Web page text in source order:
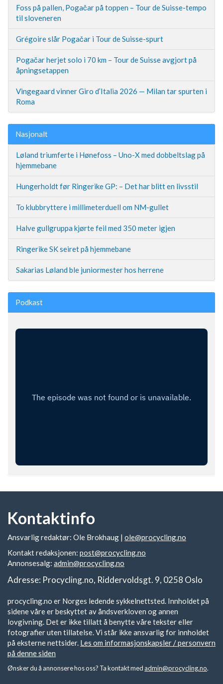
Foss på pallen, Pogačar på toppen – Tour de Suisse-tempo
til sloveneren
Grégoire slår Pogačar i Tour de Suisse-spurt
Pogačar herjet solo i 70 km – Tour de Suisse avgjort på
åpningsetappen
Vingegaard vinner Giro d’Italia 2026 — Milan tar spurten i
Roma
Nasjonalt
Løland triumferte i Hønefoss – Uno-X med dobbeltslag på
hjemmebane
Hungerholdt før Ringerike GP: – Det har blitt en livsstil
To klubbryttere i millimeterduell om NM-gullet
Halve gullgruppa kjørte feil med 350 meter igjen
Ringerike SK seiret på hjemmebane
Sakarias Løland ble juniormester hos herrene
Podkast
Kontaktinfo
Ansvarlig redaktør: Ole Brokhaug | ole@procycling.no
Kontakt redaksjonen: post@procycling.no
Annonsesalg: admin@procycling.no
Adresse: Procycling.no, Riddervoldsgt. 9, 0258 Oslo
procycling.no er Norges ledende sykkelnettsted. Innholdet på
sidene våre er beskyttet av åndsverkloven og annen
lovgivning. Det er ikke tillatt å benytte våre tekster eller
fotografier uten tillatelse. Vi står ikke ansvarlig for innholdet
på eksterne nettsider. Les om informasjonskapsler / personvern
på denne siden
Ønsker du å annonsere hos oss? Ta kontakt medadmin@procycling.no.